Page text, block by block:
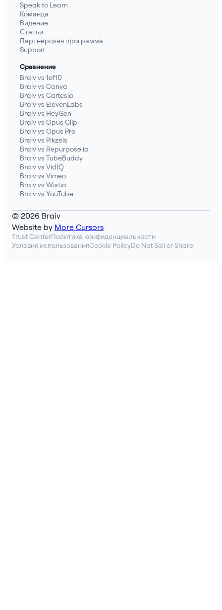
Speak to Learn
Команда
Видение
Статьи
Партнёрская программа
Support
Сравнение
Braiv vs 1of10
Braiv vs Canva
Braiv vs Cartesia
Braiv vs ElevenLabs
Braiv vs HeyGen
Braiv vs Opus Clip
Braiv vs Opus Pro
Braiv vs Pikzels
Braiv vs Repurpose.io
Braiv vs TubeBuddy
Braiv vs VidIQ
Braiv vs Vimeo
Braiv vs Wistia
Braiv vs YouTube
© 2026 Braiv
Website by More Cursors
Trust CenterПолитика конфиденциальности
Условия использованияCookie PolicyDo Not Sell or Share